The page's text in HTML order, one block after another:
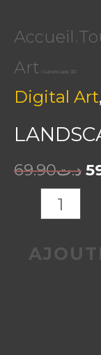
Accueil /
Art / Landscape 3D
Digital Art,
د.ت69.90